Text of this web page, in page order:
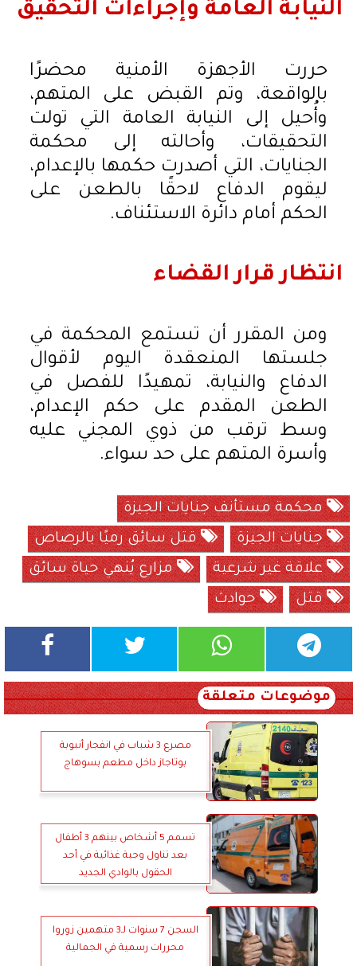
النيابة العامة وإجراءات التحقيق
حررت الأجهزة الأمنية محضرًا
بالواقعة، وتم القبض على المتهم،
وأُحيل إلى النيابة العامة التي تولت
التحقيقات، وأحالته إلى محكمة
الجنايات، التي أصدرت حكمها بالإعدام،
ليقوم الدفاع لاحقًا بالطعن على
الحكم أمام دائرة الاستئناف.
انتظار قرار القضاء
ومن المقرر أن تستمع المحكمة في
جلستها المنعقدة اليوم لأقوال
الدفاع والنيابة، تمهيدًا للفصل في
الطعن المقدم على حكم الإعدام،
وسط ترقب من ذوي المجني عليه
وأسرة المتهم على حد سواء.
محكمة مستأنف جنايات الجيزة
جنايات الجيزة
قتل سائق رميًا بالرصاص
علاقة غير شرعية
مزارع يُنهي حياة سائق
قتل
حوادث
موضوعات متعلقة
مصرع 3 شباب في انفجار أنبوبة
بوتاجاز داخل مطعم بسوهاج
تسمم 5 أشخاص بينهم 3 أطفال
بعد تناول وجبة غذائية في أحد
الحقول بالوادي الجديد
السجن 7 سنوات لـ3 متهمين زوروا
محررات رسمية في الجمالية